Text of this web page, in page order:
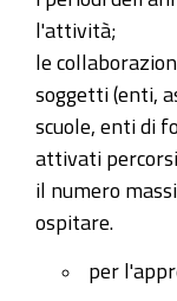
l'attività;
le
soggetti (enti,
scuole, enti di
attivati
il numero
ospitare.
per